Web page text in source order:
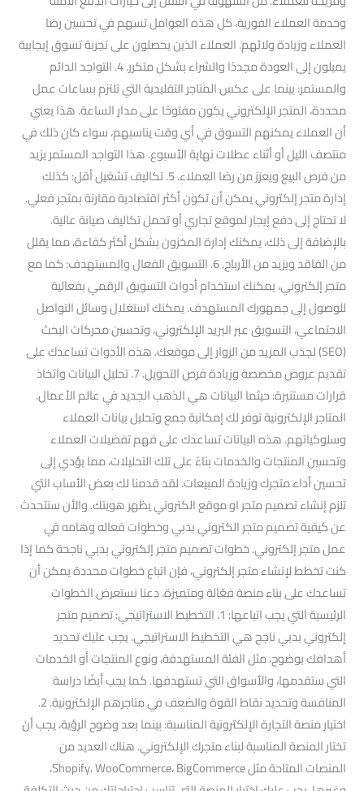
وخدمة العملاء الفورية، كل هذه العوامل تسهم في تحسين رضا
العملاء وزيادة ولائهم. العملاء الذين يحصلون على تجربة تسوق إيجابية
يميلون إلى العودة مجددًا والشراء بشكل متكرر. 4. التواجد الدائم
والمستمر: بينما على عكس المتاجر التقليدية التي تلتزم بساعات عمل
محددة، المتجر الإلكتروني يكون مفتوحًا على مدار الساعة. هذا يعني
أن العملاء يمكنهم التسوق في أي وقت يناسبهم، سواء كان ذلك في
منتصف الليل أو أثناء عطلات نهاية الأسبوع. هذا التواجد المستمر يزيد
من فرص البيع ويعزز من رضا العملاء. 5. تكاليف تشغيل أقل: كذلك
إدارة متجر إلكتروني يمكن أن تكون أكثر اقتصادية مقارنة بمتجر فعلي.
لا تحتاج إلى دفع إيجار لموقع تجاري أو تحمل تكاليف صيانة عالية.
بالإضافة إلى ذلك، يمكنك إدارة المخزون بشكل أكثر كفاءة، مما يقلل
من الفاقد ويزيد من الأرباح. 6. التسويق الفعال والمستهدف: كما مع
متجر إلكتروني، يمكنك استخدام أدوات التسويق الرقمي بفعالية
للوصول إلى جمهورك المستهدف. يمكنك استغلال وسائل التواصل
الاجتماعي، التسويق عبر البريد الإلكتروني، وتحسين محركات البحث
(SEO) لجذب المزيد من الزوار إلى موقعك. هذه الأدوات تساعدك على
تقديم عروض مخصصة وزيادة فرص التحويل. 7. تحليل البيانات واتخاذ
قرارات مستنيرة: حيثما البيانات هي الذهب الجديد في عالم الأعمال.
المتاجر الإلكترونية توفر لك إمكانية جمع وتحليل بيانات العملاء
وسلوكياتهم. هذه البيانات تساعدك على فهم تفضيلات العملاء
وتحسين المنتجات والخدمات بناءً على تلك التحليلات، مما يؤدي إلى
تحسين أداء متجرك وزيادة المبيعات. لقد قدمنا لك بعض الأساب التي
تلزم إنشاء تصميم متجر او موقع الكتروني يظهر هويتك. والأن سنتحدث
عن كيفية تصميم متجر الكتروني بدبي وخطوات فعاله وهامه في
عمل متجر إلكتروني. خطوات تصميم متجر إلكتروني بدبي ناجحة كما إذا
كنت تخطط لإنشاء متجر إلكتروني، فإن اتباع خطوات محددة يمكن أن
تساعدك على بناء منصة فعّالة ومتميزة. دعنا نستعرض الخطوات
الرئيسية التي يجب اتباعها: 1. التخطيط الاستراتيجي: تصميم متجر
إلكتروني بدبي ناجح هي التخطيط الاستراتيجي. يجب عليك تحديد
أهدافك بوضوح، مثل الفئة المستهدفة، ونوع المنتجات أو الخدمات
التي ستقدمها، والأسواق التي تستهدفها. كما يجب أيضًا دراسة
المنافسة وتحديد نقاط القوة والضعف في متاجرهم الإلكترونية. 2.
اختيار منصة التجارة الإلكترونية المناسبة: بينما بعد وضوح الرؤية، يجب أن
تختار المنصة المناسبة لبناء متجرك الإلكتروني. هناك العديد من
المنصات المتاحة مثل Shopify، WooCommerce، BigCommerce،